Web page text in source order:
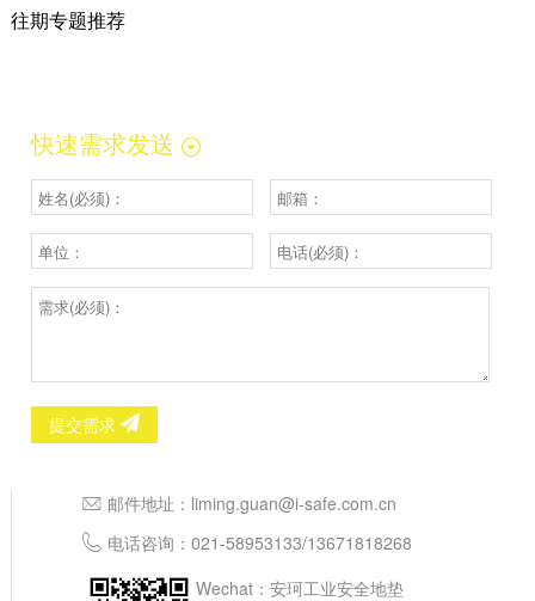
往期专题推荐
快速需求发送
提交需求
邮件地址： liming.guan@i-safe.com.cn
电话咨询： 021-58953133/13671818268
Wechat：安珂工业安全地垫